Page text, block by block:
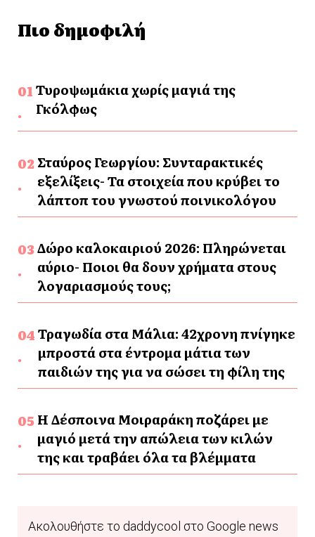
Πιο δημοφιλή
Τυροψωμάκια χωρίς μαγιά της
Γκόλφως
Σταύρος Γεωργίου: Συνταρακτικές
εξελίξεις- Τα στοιχεία που κρύβει το
λάπτοπ του γνωστού ποινικολόγου
Δώρο καλοκαιριού 2026: Πληρώνεται
αύριο- Ποιοι θα δουν χρήματα στους
λογαριασμούς τους;
Τραγωδία στα Μάλια: 42χρονη πνίγηκε
μπροστά στα έντρομα μάτια των
παιδιών της για να σώσει τη φίλη της
Η Δέσποινα Μοιραράκη ποζάρει με
μαγιό μετά την απώλεια των κιλών
της και τραβάει όλα τα βλέμματα
Ακολουθήστε το daddycool στο Google news